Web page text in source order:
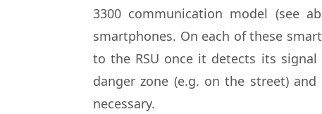
3300 communication model (see
smartphones. On each of these
to the RSU once it detects its signal
danger zone (e.g. on the street)
necessary.